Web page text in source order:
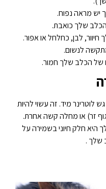
יש מראה נפוח.
שלך כואבת.
לבן, כחלחל או אפור.
לנשום.
הכלב שלך חמור.
לוטרינר מיד. זה עשוי להיות
זר) או מחלה קשה אחרת.
היא חלק חיוני בשמירה על
שלך .